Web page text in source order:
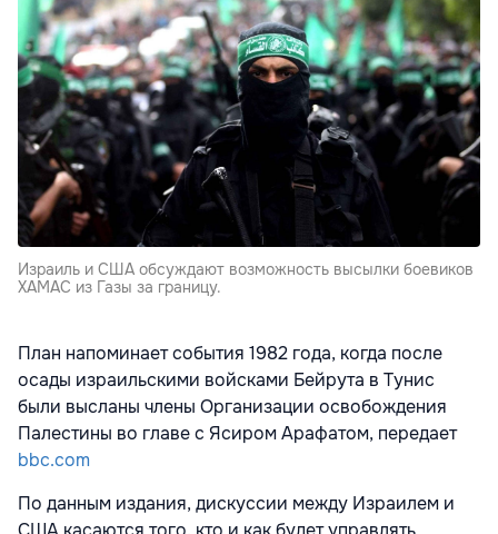
Израиль и США обсуждают возможность высылки боевиков
ХАМАС из Газы за границу.
План напоминает события 1982 года, когда после
осады израильскими войсками Бейрута в Тунис
были высланы члены Организации освобождения
Палестины во главе с Ясиром Арафатом, передает
bbc.com
По данным издания, дискуссии между Израилем и